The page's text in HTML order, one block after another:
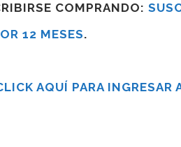
COMPRANDO:
12 MESES.
AQUÍ PARA INGRESAR